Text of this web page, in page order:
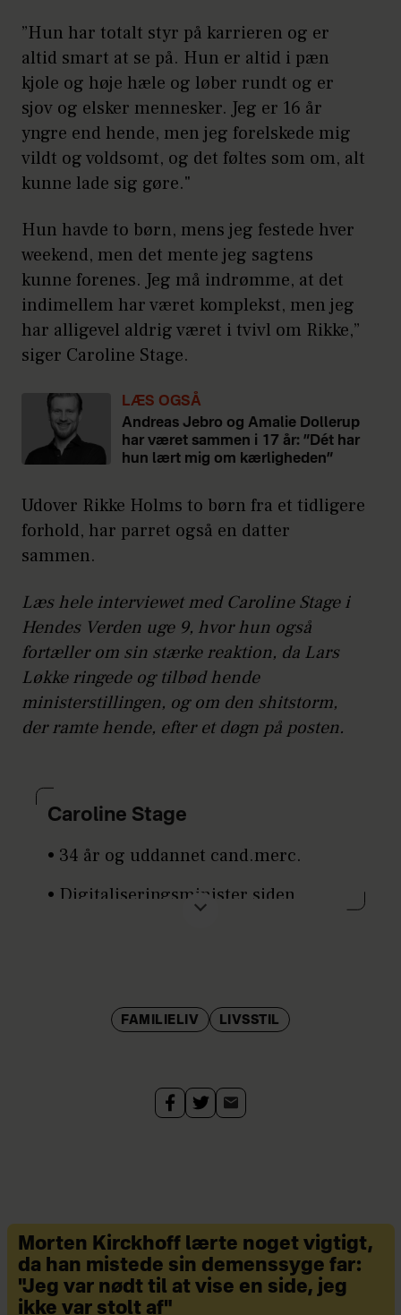
”Hun har totalt styr på karrieren og er
altid smart at se på. Hun er altid i pæn
kjole og høje hæle og løber rundt og er
sjov og elsker mennesker. Jeg er 16 år
yngre end hende, men jeg forelskede mig
vildt og voldsomt, og det føltes som om, alt
kunne lade sig gøre."
Hun havde to børn, mens jeg festede hver
weekend, men det mente jeg sagtens
kunne forenes. Jeg må indrømme, at det
indimellem har været komplekst, men jeg
har alligevel aldrig været i tvivl om Rikke,”
siger Caroline Stage.
LÆS OGSÅ
Andreas Jebro og Amalie Dollerup
har været sammen i 17 år: ”Dét har
hun lært mig om kærligheden”
Udover Rikke Holms to børn fra et tidligere
forhold, har parret også en datter
sammen.
Læs hele interviewet med Caroline Stage i
Hendes Verden uge 9, hvor hun også
fortæller om sin stærke reaktion, da Lars
Løkke ringede og tilbød hende
ministerstillingen, og om den shitstorm,
der ramte hende, efter et døgn på posten.
Caroline Stage
• 34 år og uddannet cand.merc.
• Digitaliseringsminister siden
op for partiet til næste folketingsvalg.
FAMILIELIV LIVSSTIL
Morten Kirckhoff lærte noget vigtigt,
da han mistede sin demenssyge far:
"Jeg var nødt til at vise en side, jeg
ikke var stolt af"